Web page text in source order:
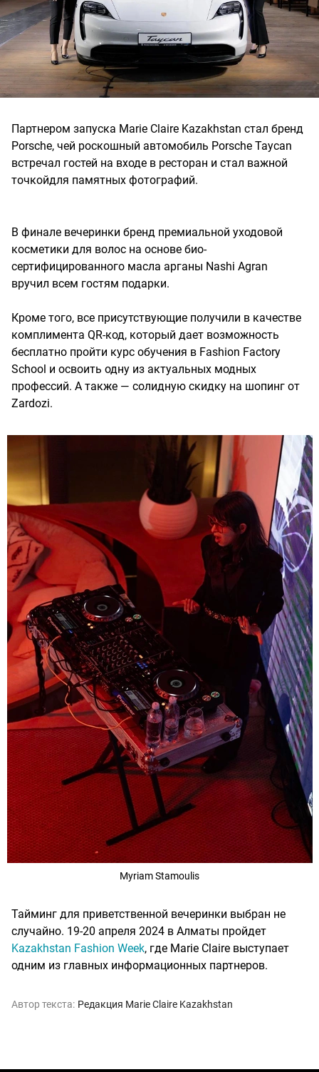
Партнером запуска Marie Claire Kazakhstan стал бренд
Porsche, чей роскошный автомобиль Porsche Taycan
встречал гостей на входе в ресторан и стал важной
точкойдля памятных фотографий.
В финале вечеринки бренд премиальной уходовой
косметики для волос на основе био-
сертифицированного масла арганы Nashi Agran
вручил всем гостям подарки.
Кроме того, все присутствующие получили в качестве
комплимента QR-код, который дает возможность
бесплатно пройти курс обучения в Fashion Factory
School и освоить одну из актуальных модных
профессий. А также — солидную скидку на шопинг от
Zardozi.
Myriam Stamoulis
Тайминг для приветственной вечеринки выбран не
случайно. 19-20 апреля 2024 в Алматы пройдет
Kazakhstan Fashion Week, где Marie Claire выступает
одним из главных информационных партнеров.
Автор текста: Редакция Marie Claire Kazakhstan